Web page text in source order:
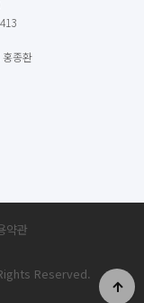
홍종환
약관
Reserved.